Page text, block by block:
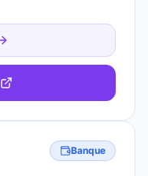
Banque